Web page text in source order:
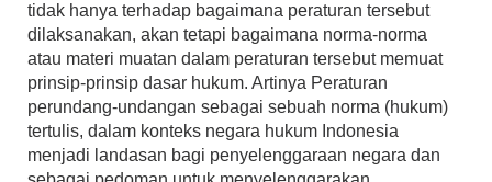
tidak hanya terhadap bagaimana peraturan tersebut
dilaksanakan, akan tetapi bagaimana norma-norma
atau materi muatan dalam peraturan tersebut memuat
prinsip-prinsip dasar hukum. Artinya Peraturan
perundang-undangan sebagai sebuah norma (hukum)
tertulis, dalam konteks negara hukum Indonesia
menjadi landasan bagi penyelenggaraan negara dan